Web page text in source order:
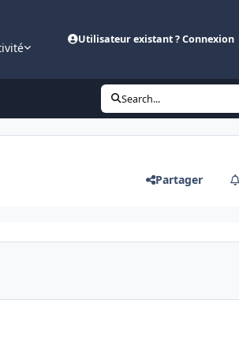
Utilisateur existant ? Connexion
Search...
Partager